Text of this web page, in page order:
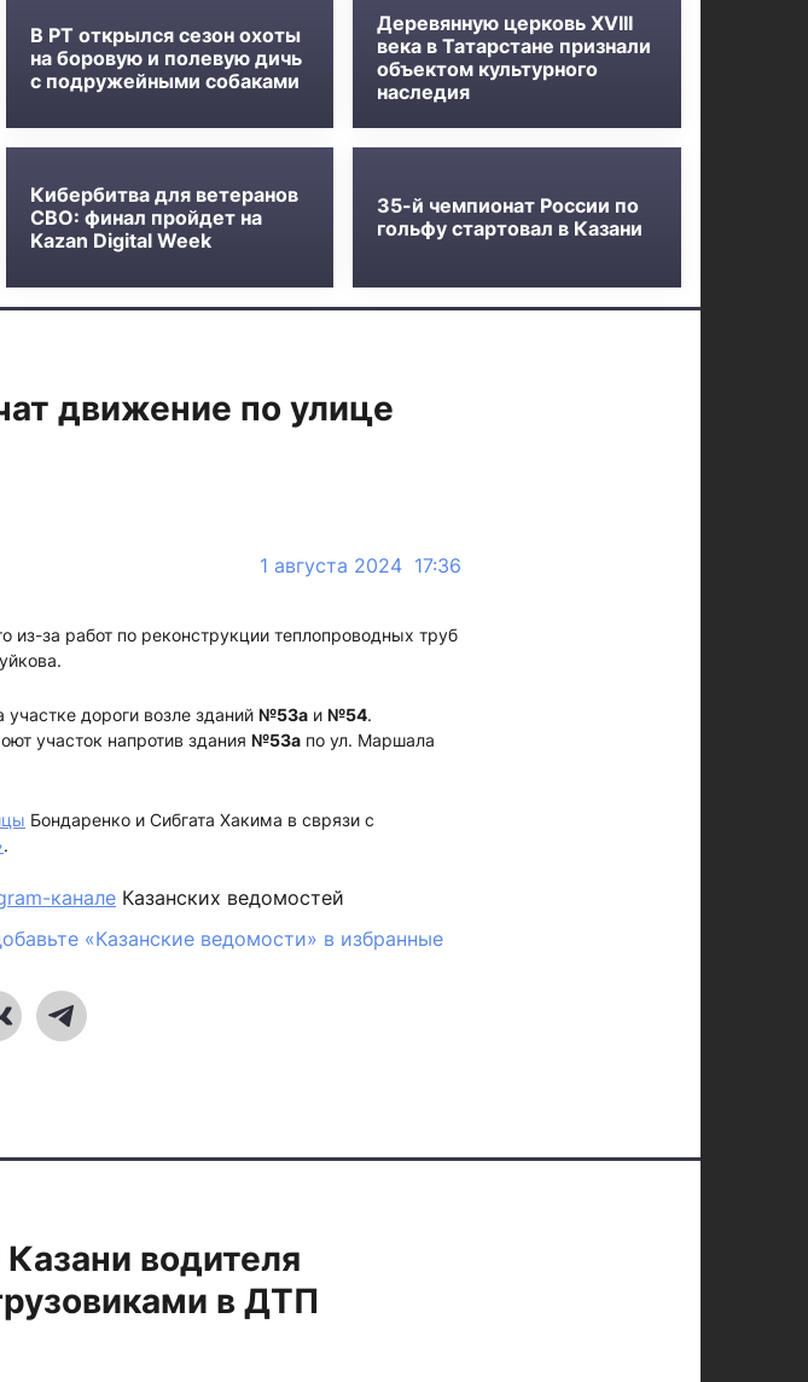
В РТ открылся сезон охоты
на боровую и полевую дичь
с подружейными собаками
Деревянную церковь XVIII
века в Татарстане признали
объектом культурного
наследия
Кибербитва для ветеранов
СВО: финал пройдет на
Kazan Digital Week
35-й чемпионат России по
гольфу стартовал в Казани
движение по улице
1 августа 2024 17:36
из-за работ по реконструкции теплопроводных труб
дороги возле зданий №53а и №54.
участок напротив здания №53а по ул. Маршала
Бондаренко и Сибгата Хакима в сврязи с
.
канале Казанских ведомостей
«Казанские ведомости» в избранные
водителя
в ДТП